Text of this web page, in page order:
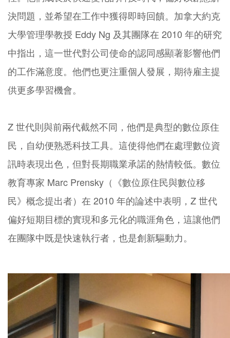
決問題，並希望在工作中獲得即時回饋。加拿大約克
大學管理學教授 Eddy Ng 及其團隊在 2010 年的研究
中指出，這一世代對公司使命的認同感顯著影響他們
的工作滿意度。他們也更注重個人發展，期待雇主提
供更多學習機會。
Z 世代則與前兩代截然不同，他們是典型的數位原住
民，自幼便熟悉科技工具。這使得他們在處理數位資
訊時表現出色，但對長期職業承諾的熱情較低。數位
教育專家 Marc Prensky（《數位原住民與數位移
民》概念提出者）在 2010 年的論述中表明，Z 世代
偏好短期目標的實現和多元化的職涯角色，這讓他們
在團隊中既是快速執行者，也是創新驅動力。